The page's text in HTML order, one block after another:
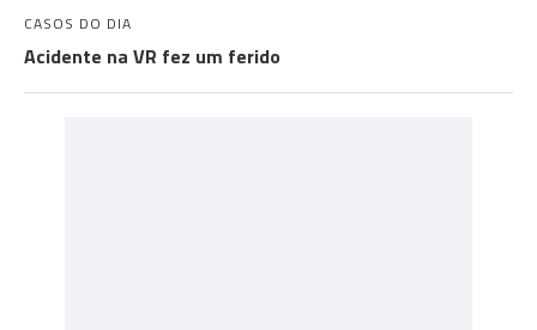
CASOS DO DIA
Acidente na VR fez um ferido